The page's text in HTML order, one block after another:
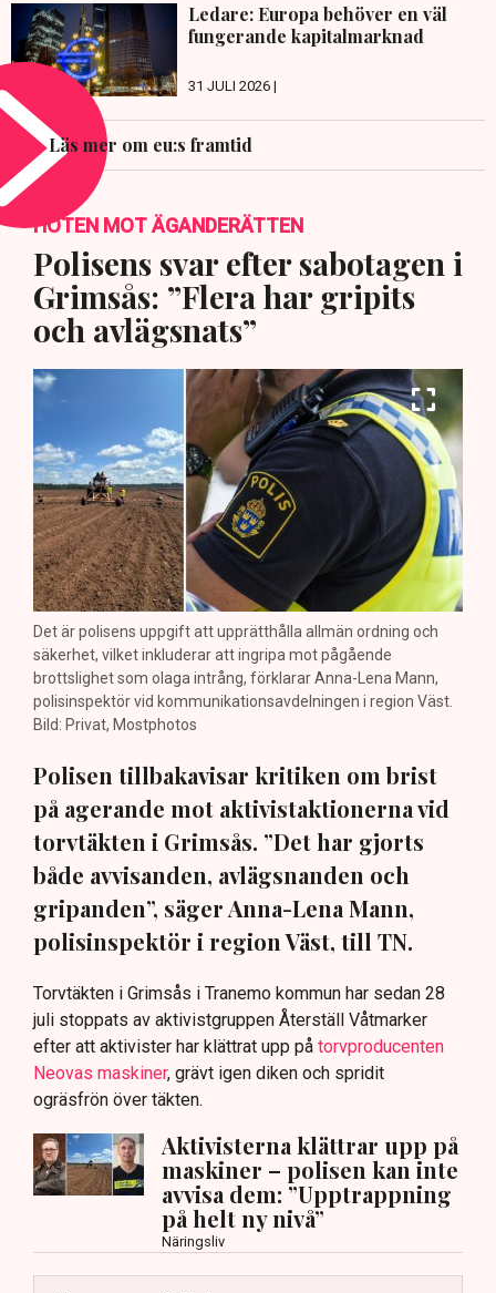
Ledare: Europa behöver en väl
fungerande kapitalmarknad
31 JULI 2026 |
Läs mer om eu:s framtid
HOTEN MOT ÄGANDERÄTTEN
Polisens svar efter sabotagen i
Grimsås: ”Flera har gripits
och avlägsnats”
Det är polisens uppgift att upprätthålla allmän ordning och
säkerhet, vilket inkluderar att ingripa mot pågående
brottslighet som olaga intrång, förklarar Anna-Lena Mann,
polisinspektör vid kommunikationsavdelningen i region Väst.
Bild: Privat, Mostphotos
Polisen tillbakavisar kritiken om brist
på agerande mot aktivistaktionerna vid
torvtäkten i Grimsås. ”Det har gjorts
både avvisanden, avlägsnanden och
gripanden”, säger Anna-Lena Mann,
polisinspektör i region Väst, till TN.
Torvtäkten i Grimsås i Tranemo kommun har sedan 28
juli stoppats av aktivistgruppen Återställ Våtmarker
efter att aktivister har klättrat upp på torvproducenten
Neovas maskiner, grävt igen diken och spridit
ogräsfrön över täkten.
Aktivisterna klättrar upp på
maskiner – polisen kan inte
avvisa dem: ”Upptrappning
på helt ny nivå”
Näringsliv